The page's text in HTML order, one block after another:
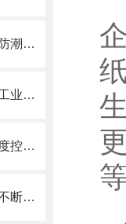
大功率工业除湿机：工业环境的防潮卫士
大功率工业除湿机：高效节能的工业干燥解决方案
大功率工业除湿机稳定可靠的湿度控制解决方案
大功率工业除湿机的市场需求在不断地增加